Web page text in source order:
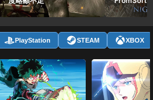
貼文引爆玩
PlayStation STEAM XBOX